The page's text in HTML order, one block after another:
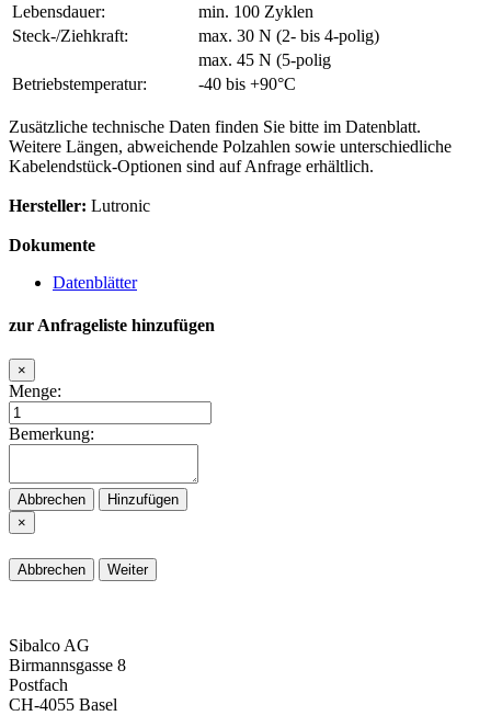
Lebensdauer:
min. 100 Zyklen
Steck-/Ziehkraft:
max. 30 N (2- bis 4-polig)
max. 45 N (5-polig
Betriebstemperatur:
-40 bis +90°C
Zusätzliche technische Daten finden Sie bitte im Datenblatt.
Weitere Längen, abweichende Polzahlen sowie unterschiedliche
Kabelendstück-Optionen sind auf Anfrage erhältlich.
Hersteller: Lutronic
Dokumente
Datenblätter
zur Anfrageliste hinzufügen
×
Menge:
Bemerkung:
Abbrechen
Hinzufügen
×
Abbrechen Weiter
Sibalco AG
Birmannsgasse 8
Postfach
CH-4055 Basel